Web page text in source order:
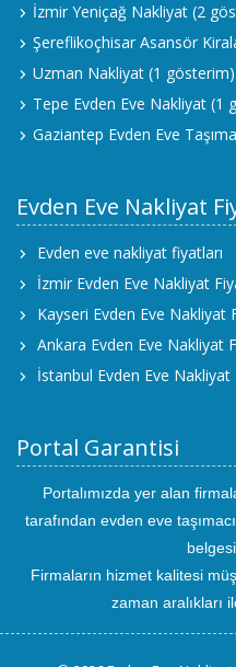
İzmir Yeniçağ Nakliyat (2
Şereflikoçhisar Asansör
Uzman Nakliyat (1 gösterim)
Tepe Evden Eve Nakliyat (1
Gaziantep Evden Eve
Evden Eve Nakliyat
Evden eve nakliyat fiyatları
İzmir Evden Eve Nakliyat
Kayseri Evden Eve Nakliyat
Ankara Evden Eve Nakliyat
İstanbul Evden Eve Nakliyat
Portal Garantisi
Portalımızda yer alan
tarafından evden eve
Firmaların hizmet kalitesi
zaman aralıkları